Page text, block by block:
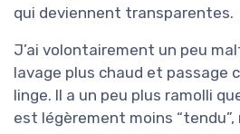
qui deviennent transparentes.
J’ai volontairement un peu
lavage plus chaud et passage
linge. Il a un peu plus ramolli
est légèrement moins